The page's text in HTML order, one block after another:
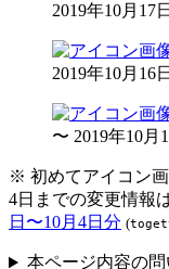
2019年10月17日
2019年10月16
〜 2019年10月
※ 初めてアイコン
4日までの変更情報
日〜10月4日分 (
本ページ内容の